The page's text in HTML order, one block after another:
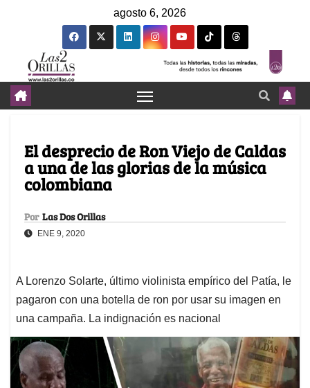
agosto 6, 2026
El desprecio de Ron Viejo de Caldas
a una de las glorias de la música
colombiana
Por Las Dos Orillas
ENE 9, 2020
A Lorenzo Solarte, último violinista empírico del Patía, le
pagaron con una botella de ron por usar su imagen en
una campaña. La indignación es nacional